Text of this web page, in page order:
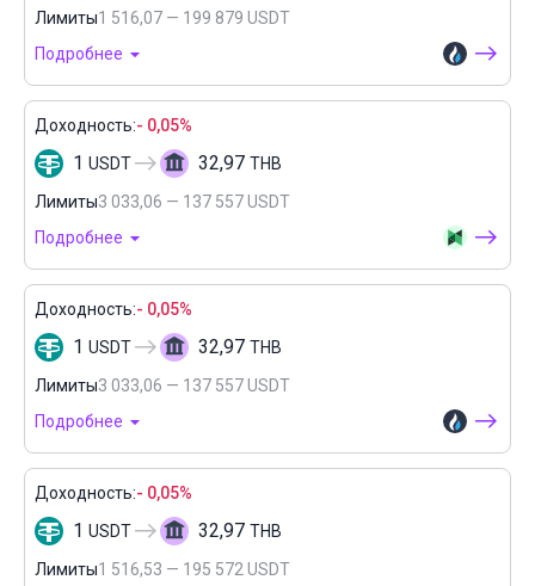
Лимиты1 516,07 — 199 879 USDT
Подробнее
Доходность:- 0,05%
1 USDT 32,97 THB
Лимиты3 033,06 — 137 557 USDT
Подробнее
Доходность:- 0,05%
1 USDT 32,97 THB
Лимиты3 033,06 — 137 557 USDT
Подробнее
Доходность:- 0,05%
1 USDT 32,97 THB
Лимиты1 516,53 — 195 572 USDT